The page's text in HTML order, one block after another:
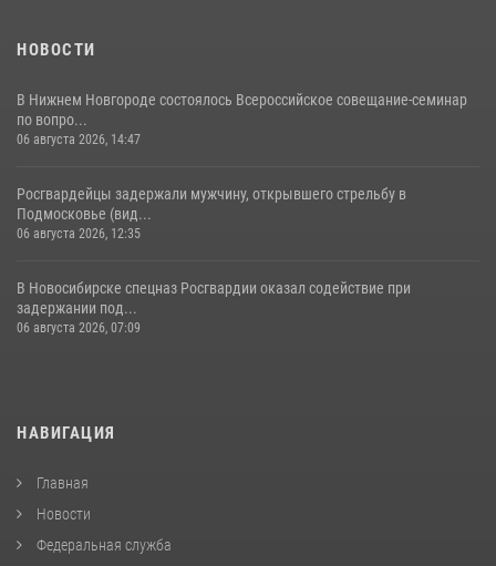
НОВОСТИ
В Нижнем Новгороде состоялось Всероссийское совещание-семинар
по вопро...
06 августа 2026, 14:47
Росгвардейцы задержали мужчину, открывшего стрельбу в
Подмосковье (вид...
06 августа 2026, 12:35
В Новосибирске спецназ Росгвардии оказал содействие при
задержании под...
06 августа 2026, 07:09
НАВИГАЦИЯ
Главная
Новости
Федеральная служба